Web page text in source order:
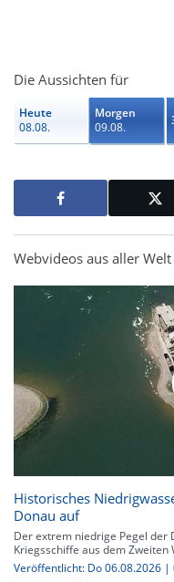
Die Aussichten für
Heute
08.08.
Morgen
09.08.
Webvideos aus aller Welt
Historisches
Donau auf
Der extrem niedrige Pegel der
Kriegsschiffe aus dem
Veröffentlicht: Do 06.08.2026 |